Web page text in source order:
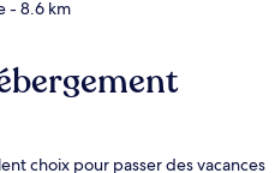
- 8.6 km
choix pour passer des vacances